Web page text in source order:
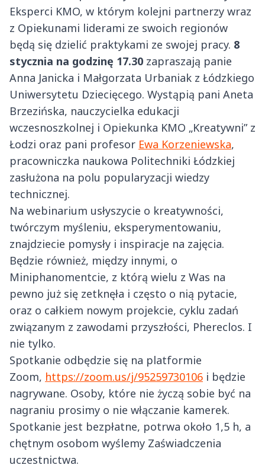
Eksperci KMO, w którym kolejni partnerzy wraz
z Opiekunami liderami ze swoich regionów
będą się dzielić praktykami ze swojej pracy. 8
stycznia na godzinę 17.30 zapraszają panie
Anna Janicka i Małgorzata Urbaniak z Łódzkiego
Uniwersytetu Dziecięcego. Wystąpią pani Aneta
Brzezińska, nauczycielka edukacji
wczesnoszkolnej i Opiekunka KMO „Kreatywni” z
Łodzi oraz pani profesor Ewa Korzeniewska,
pracowniczka naukowa Politechniki Łódzkiej
zasłużona na polu popularyzacji wiedzy
technicznej.
Na webinarium usłyszycie o kreatywności,
twórczym myśleniu, eksperymentowaniu,
znajdziecie pomysły i inspiracje na zajęcia.
Będzie również, między innymi, o
Miniphanomentcie, z którą wielu z Was na
pewno już się zetknęła i często o nią pytacie,
oraz o całkiem nowym projekcie, cyklu zadań
związanym z zawodami przyszłości, Phereclos. I
nie tylko.
Spotkanie odbędzie się na platformie
Zoom, https://zoom.us/j/95259730106 i będzie
nagrywane. Osoby, które nie życzą sobie być na
nagraniu prosimy o nie włączanie kamerek.
Spotkanie jest bezpłatne, potrwa około 1,5 h, a
chętnym osobom wyślemy Zaświadczenia
uczestnictwa.